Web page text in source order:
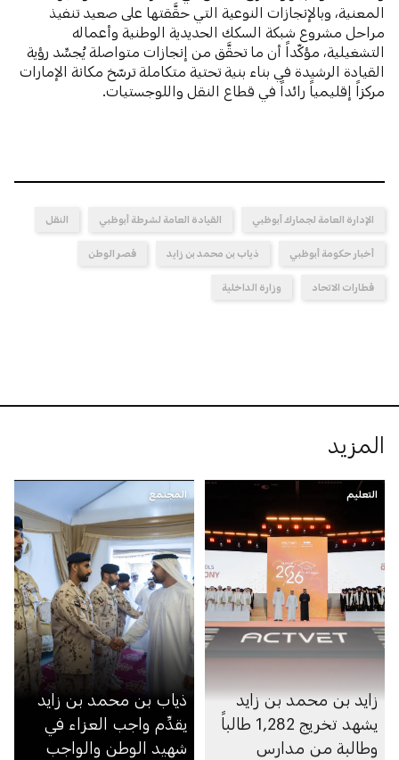
المعنية، وبالإنجازات النوعية التي حقَّقتها على صعيد تنفيذ
مراحل مشروع شبكة السكك الحديدية الوطنية وأعماله
التشغيلية، مؤكّداً أن ما تحقَّق من إنجازات متواصلة يُجسِّد رؤية
القيادة الرشيدة في بناء بنية تحتية متكاملة ترسّخ مكانة الإمارات
مركزاً إقليمياً رائداً في قطاع النقل واللوجستيات.
الإدارة العامة لجمارك أبوظبي القيادة العامة لشرطة أبوظبي النقل
أخبار حكومة أبوظبي ذياب بن محمد بن زايد قصر الوطن
قطارات الاتحاد وزارة الداخلية
المزيد
التعليم
زايد بن محمد بن زايد
يشهد تخريج 1,282 طالباً
وطالبة من مدارس
المجتمع
ذياب بن محمد بن زايد
يقدِّم واجب العزاء في
شهيد الوطن والواجب